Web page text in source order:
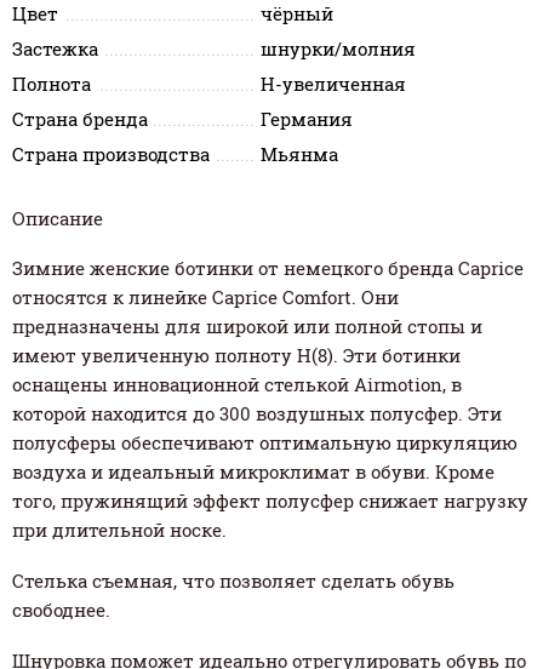
Цвет
чёрный
Застежка
шнурки/молния
Полнота
H-увеличенная
Страна бренда
Германия
Страна производства
Мьянма
Описание
Зимние женские ботинки от немецкого бренда Caprice
относятся к линейке Caprice Comfort. Они
предназначены для широкой или полной стопы и
имеют увеличенную полноту Н(8). Эти ботинки
оснащены инновационной стелькой Airmotion, в
которой находится до 300 воздушных полусфер. Эти
полусферы обеспечивают оптимальную циркуляцию
воздуха и идеальный микроклимат в обуви. Кроме
того, пружинящий эффект полусфер снижает нагрузку
при длительной носке.
Стелька съемная, что позволяет сделать обувь
свободнее.
Шнуровка поможет идеально отрегулировать обувь по